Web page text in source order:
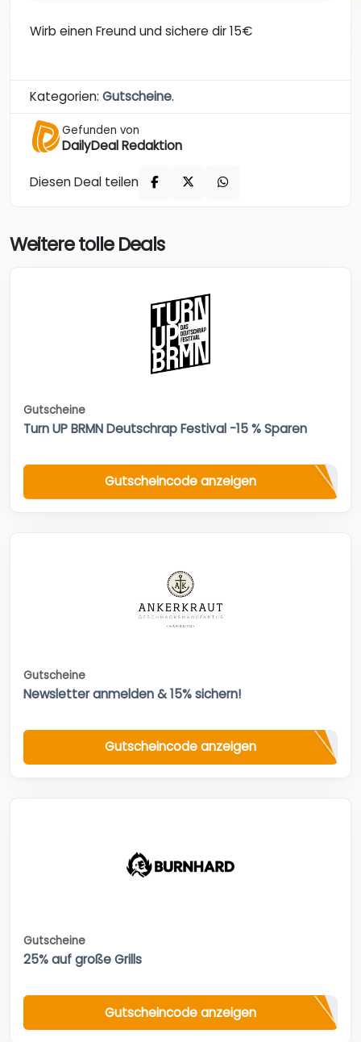
Wirb einen Freund und sichere dir 15€
Kategorien: Gutscheine.
Gefunden von
DailyDeal Redaktion
Diesen Deal teilen
Weitere tolle Deals
Gutscheine
Turn UP BRMN Deutschrap Festival -15 % Sparen
Gutscheincode anzeigen
Gutscheine
Newsletter anmelden & 15% sichern!
Gutscheincode anzeigen
Gutscheine
25% auf große Grills
Gutscheincode anzeigen